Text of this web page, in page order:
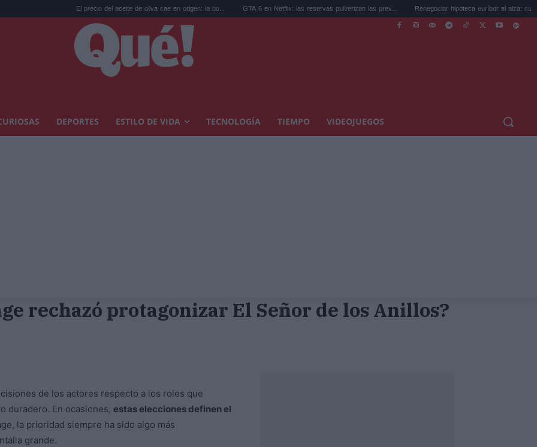
El precio del aceite de oliva cae en origen: la bo... GTA 6 en Netflix: las reservas pulverizan las prev... Renegociar hipoteca euríbor al alza: cuánto
DEPORTES ESTILO DE VIDA TECNOLOGÍA TIEMPO VIDEOJUEGOS
rechazó protagonizar El Señor de los Anillos?
de los actores respecto a los roles que
duradero. En ocasiones, estas elecciones definen el
la prioridad siempre ha sido algo más
grande.